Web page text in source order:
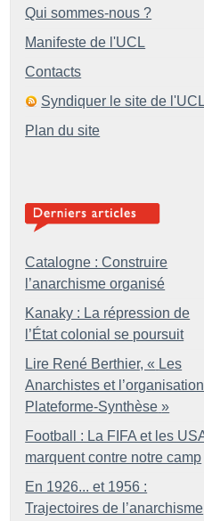
Qui sommes-nous ?
Manifeste de l'UCL
Contacts
Syndiquer le site de l'UCL
Plan du site
Catalogne : Construire
l’anarchisme organisé
Kanaky : La répression de
l’État colonial se poursuit
Lire René Berthier, « Les
Anarchistes et
Plateforme-Synthèse »
Football : La FIFA et les
marquent contre notre camp
En 1926... et 1956 :
Trajectoires de l’anarchisme